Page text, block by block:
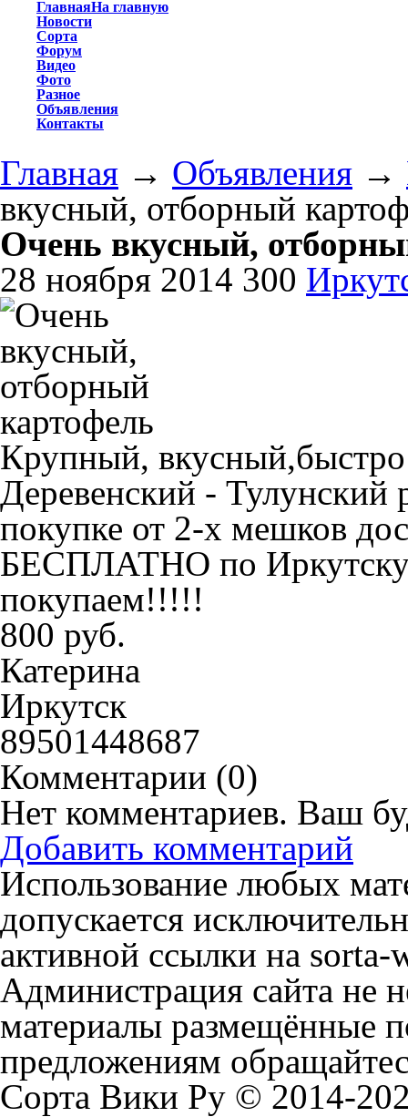
ГлавнаяНа главную
Новости
Сорта
Форум
Видео
Фото
Разное
Объявления
Контакты
Главная → Объявления →
вкусный, отборный
Очень вкусный,
28 ноября 2014 300
Крупный, вкусный,быстро
Деревенский - Тулунский
покупке от 2-х мешков
БЕСПЛАТНО по
покупаем!!!!!
800 руб.
Катерина
Иркутск
89501448687
Комментарии (0)
Нет комментариев. Ваш
Добавить комментарий
Использование любых
допускается
активной ссылки на
Администрация сайта не
материалы размещённые
предложениям
Сорта Вики Ру © 2014-